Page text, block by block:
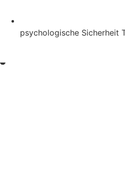
psychologische Sicherheit